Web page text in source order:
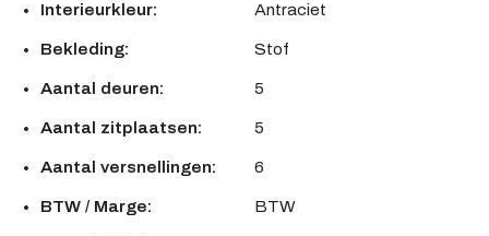
Interieurkleur: Antraciet
Bekleding: Stof
Aantal deuren: 5
Aantal zitplaatsen: 5
Aantal versnellingen: 6
BTW / Marge: BTW